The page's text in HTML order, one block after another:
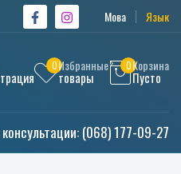
Мова Язык
0Избранные
товары
0Корзина
Пусто
(068) 177-09-27